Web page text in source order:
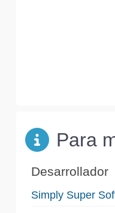
Para
Desarrollador
Simply Super